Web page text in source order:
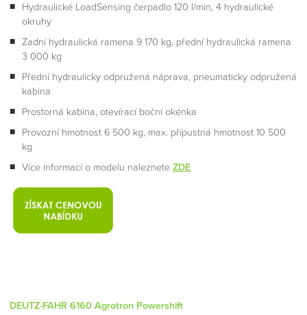
Hydraulické LoadSensing čerpadlo 120 l/min, 4 hydraulické
okruhy
Zadní hydraulická ramena 9 170 kg, přední hydraulická ramena
3 000 kg
Přední hydraulicky odpružená náprava, pneumaticky odpružená
kabina
Prostorná kabina, otevírací boční okénka
Provozní hmotnost 6 500 kg, max. přípustná hmotnost 10 500
kg
Více informací o modelu naleznete ZDE
DEUTZ-FAHR 6160 Agrotron Powershift